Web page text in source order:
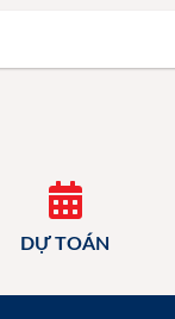
DỰ TOÁN